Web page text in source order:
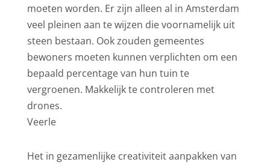
moeten worden. Er zijn alleen al in Amsterdam
veel pleinen aan te wijzen die voornamelijk uit
steen bestaan. Ook zouden gemeentes
bewoners moeten kunnen verplichten om een
bepaald percentage van hun tuin te
vergroenen. Makkelijk te controleren met
drones.
Veerle
Het in gezamenlijke creativiteit aanpakken van